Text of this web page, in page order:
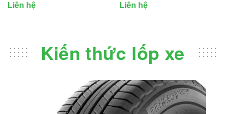
Liên hệ Liên hệ
Kiến thức lốp xe